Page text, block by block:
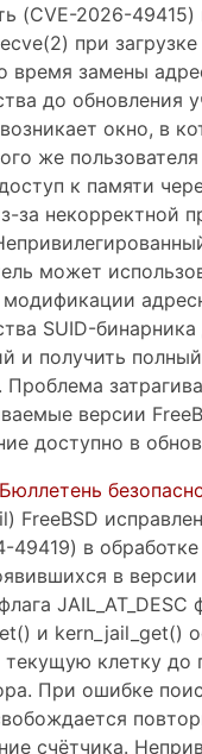
(CVE-2026-
при
время замены
до обновления
окно, в
же
к памяти
за некорректной
может
модификации
SUID-
и получить
версии
доступно в
Бюллетень
FreeBSD
49419) в
в
JAIL_AT_DESC
и kern_jail_get()
текущую клетку до
При ошибке
счётчика.